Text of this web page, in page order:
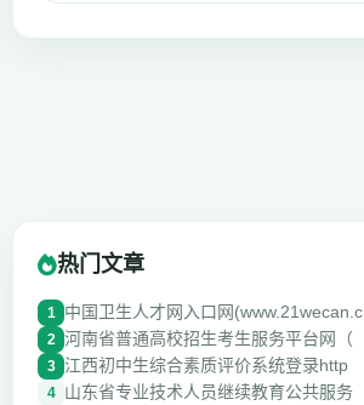
热门文章
1 中国卫生人才网入口网(www.21wecan.c
2 河南省普通高校招生考生服务平台网（
3 江西初中生综合素质评价系统登录http
4 山东省专业技术人员继续教育公共服务